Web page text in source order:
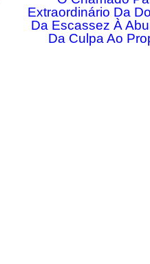
Extraordinário Da
Da Escassez À
Da Culpa Ao